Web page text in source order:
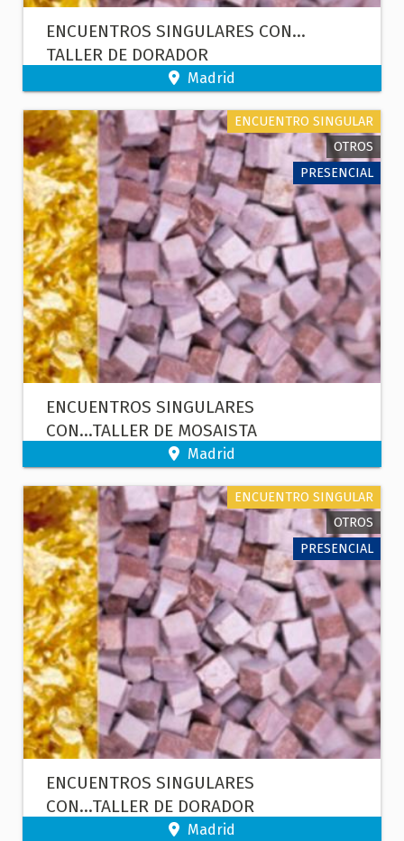
ENCUENTROS SINGULARES CON...
TALLER DE DORADOR
Madrid
ENCUENTRO SINGULAR
OTROS
PRESENCIAL
ENCUENTROS SINGULARES
CON...TALLER DE MOSAISTA
Madrid
ENCUENTRO SINGULAR
OTROS
PRESENCIAL
ENCUENTROS SINGULARES
CON...TALLER DE DORADOR
Madrid